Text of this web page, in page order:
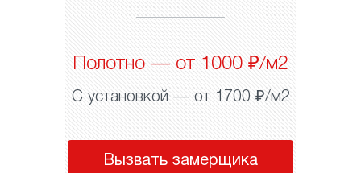
Полотно — от 1000 ₽/м2
С установкой — от 1700 ₽/м2
Вызвать замерщика